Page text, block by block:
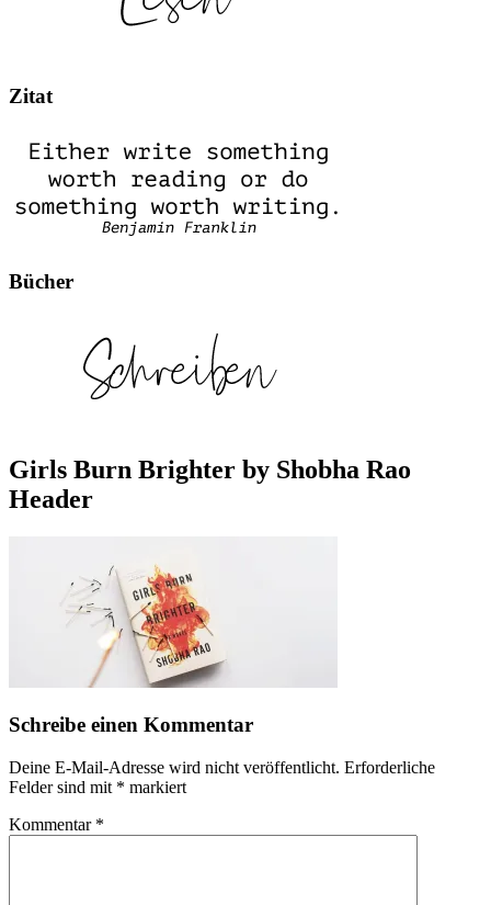
Zitat
Bücher
Girls Burn Brighter by Shobha Rao
Header
Schreibe einen Kommentar
Deine E-Mail-Adresse wird nicht veröffentlicht. Erforderliche
Felder sind mit * markiert
Kommentar *